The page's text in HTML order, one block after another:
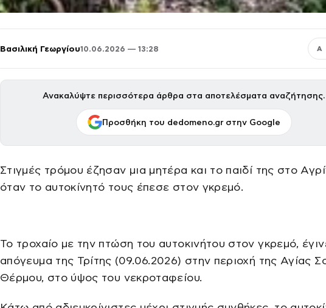
Βασιλική Γεωργίου10.06.2026 — 13:28 Α
Ανακαλύψτε περισσότερα άρθρα στα αποτελέσματα αναζήτησης.
Προσθήκη του dedomeno.gr στην Google
Στιγμές τρόμου έζησαν μια μητέρα και το παιδί της στο
όταν το αυτοκίνητό τους έπεσε στον γκρεμό.
Το τροχαίο με την πτώση του αυτοκινήτου στον γκρεμό,
απόγευμα της Τρίτης (09.06.2026) στην περιοχή της Αγίας
Θέρμου, στο ύψος του νεκροταφείου.